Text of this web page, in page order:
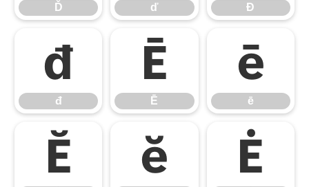
Ď ď Đ
đ
đ
Ē
Ē
ē
ē
Ĕ ĕ Ė